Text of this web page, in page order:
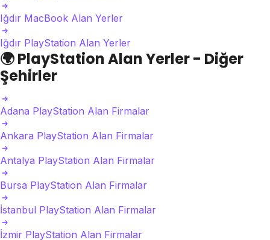
Iğdır MacBook Alan Yerler
Iğdır PlayStation Alan Yerler
🌍PlayStation Alan Yerler - Diğer
Şehirler
Adana PlayStation Alan Firmalar
Ankara PlayStation Alan Firmalar
Antalya PlayStation Alan Firmalar
Bursa PlayStation Alan Firmalar
İstanbul PlayStation Alan Firmalar
İzmir PlayStation Alan Firmalar